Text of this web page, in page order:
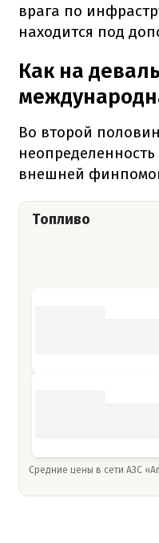
врага по
находится под
Как на
Во второй
внешней
Топливо
Средние цены в сети АЗС